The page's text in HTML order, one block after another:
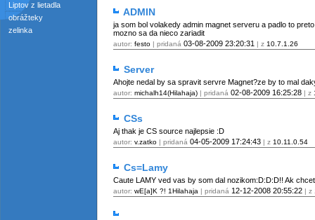
Liptov z lietadla
obrážteky
zelinka
ADMIN
ja som bol volakedy admin magnet serveru a padlo to
mozno sa da nieco zariadit
autor: festo | pridaná 03-08-2009 23:20:31 | z 10.7.1.26
Server
Ahojte nedal by sa spravit servre Magnet?ze by to mal
autor: michalh14(Hilahaja) | pridaná 02-08-2009 16:25:28 | z
CSs
Aj thak je CS source najlepsie :D
autor: v.zatko | pridaná 04-05-2009 17:24:43 | z 10.11.0.54
Cs=Lamy
Caute LAMY ved vas by som dal nozikom:D:D:D!! Ak
autor: wE[a]K ?! 1Hilahaja | pridaná 12-12-2008 20:55:22 | z